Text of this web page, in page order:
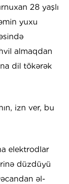
28 yaşlı
yuxu
almaqdan
dil tökərək
izn ver, bu
elektrodlar
düzdüyü
əl-